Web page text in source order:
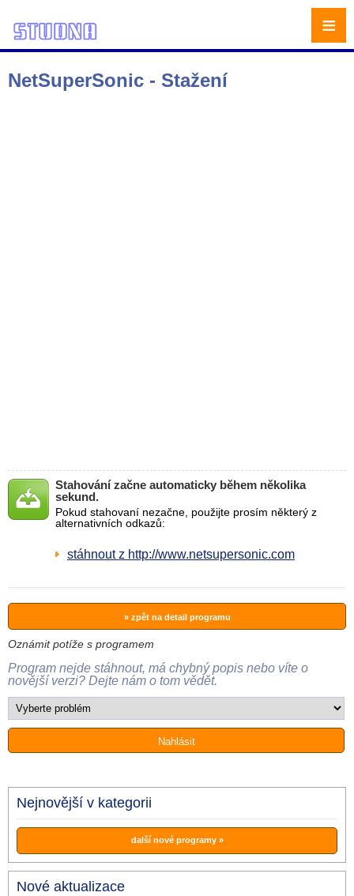
NetSuperSonic - Stažení
Stahování začne automaticky během několika
sekund.
Pokud stahovaní nezačne, použijte prosím některý z
alternativních odkazů:
stáhnout z http://www.netsupersonic.com
» zpět na detail programu
Oznámit potíže s programem
Program nejde stáhnout, má chybný popis nebo víte o
novější verzi? Dejte nám o tom vědět.
Nejnovější v kategorii
další nové programy »
Nové aktualizace
≡